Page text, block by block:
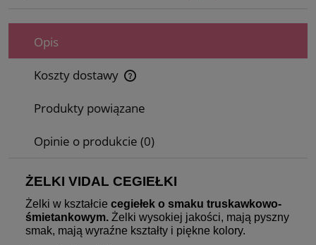
Opis
Koszty dostawy
Cena nie zawiera ewentualnych kosztów płatności
Produkty powiązane
Opinie o produkcie (0)
ŻELKI VIDAL CEGIEŁKI
Żelki w kształcie cegiełek o smaku truskawkowo-
śmietankowym. Żelki wysokiej jakości, mają pyszny
smak, mają wyraźne kształty i piękne kolory.